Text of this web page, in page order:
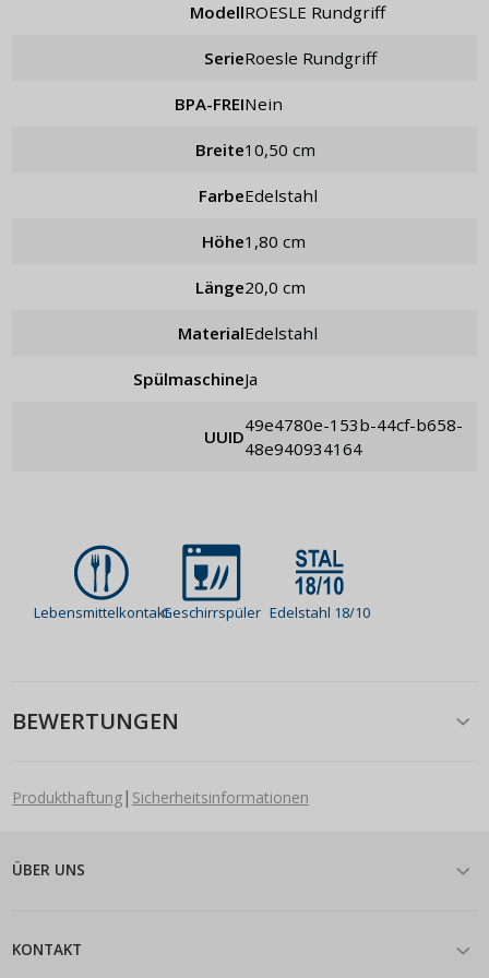
Modell ROESLE Rundgriff
Serie Roesle Rundgriff
BPA-FREI Nein
Breite 10,50 cm
Farbe Edelstahl
Höhe 1,80 cm
Länge 20,0 cm
Material Edelstahl
Spülmaschine Ja
UUID
49e4780e-153b-44cf-b658-
48e940934164
LebensmittelkontaktGeschirrspüler Edelstahl 18/10
BEWERTUNGEN
Produkthaftung| Sicherheitsinformationen
ÜBER UNS
KONTAKT